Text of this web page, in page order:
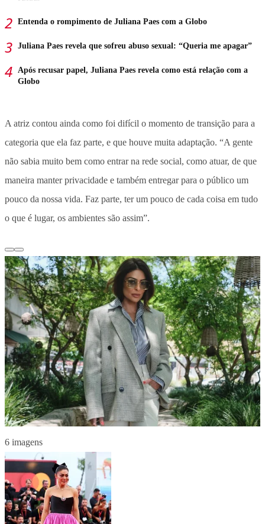
Entenda o rompimento de Juliana Paes com a Globo
Juliana Paes revela que sofreu abuso sexual: “Queria me apagar”
Após recusar papel, Juliana Paes revela como está relação com a
Globo
A atriz contou ainda como foi difícil o momento de transição para a
categoria que ela faz parte, e que houve muita adaptação. “A gente
não sabia muito bem como entrar na rede social, como atuar, de que
maneira manter privacidade e também entregar para o público um
pouco da nossa vida. Faz parte, ter um pouco de cada coisa em tudo
o que é lugar, os ambientes são assim”.
6 imagens